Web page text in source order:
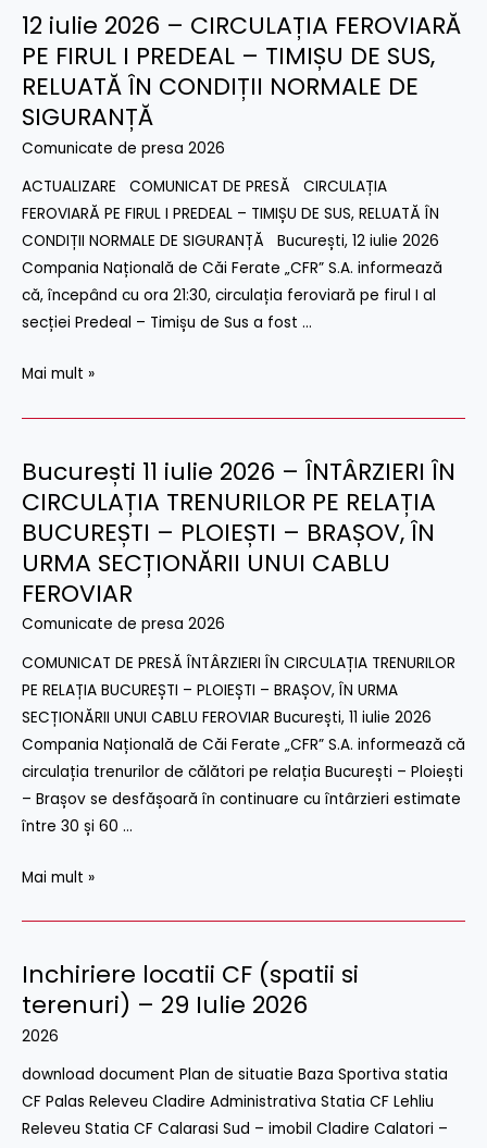
ÎN
CONDIȚII
NORMALE
DE
SIGURANȚĂ
12 iulie 2026 – CIRCULAȚIA FEROVIARĂ
PE FIRUL I PREDEAL – TIMIȘU DE SUS,
RELUATĂ ÎN CONDIȚII NORMALE DE
SIGURANȚĂ
Comunicate de presa 2026
ACTUALIZARE COMUNICAT DE PRESĂ CIRCULAȚIA
FEROVIARĂ PE FIRUL I PREDEAL – TIMIȘU DE SUS, RELUATĂ ÎN
CONDIȚII NORMALE DE SIGURANȚĂ București, 12 iulie 2026
Compania Națională de Căi Ferate „CFR” S.A. informează
că, începând cu ora 21:30, circulația feroviară pe firul I al
secției Predeal – Timișu de Sus a fost …
12
iulie
2026
–
CIRCULAȚIA
FEROVIARĂ
PE
FIRUL
I
PREDEAL
–
TIMIȘU
SUS,
NORMALE
DE
SIGURANȚĂ
Mai mult »
București 11 iulie 2026 – ÎNTÂRZIERI ÎN
CIRCULAȚIA TRENURILOR PE RELAȚIA
BUCUREȘTI – PLOIEȘTI – BRAȘOV, ÎN
URMA SECȚIONĂRII UNUI CABLU
FEROVIAR
Comunicate de presa 2026
COMUNICAT DE PRESĂ ÎNTÂRZIERI ÎN CIRCULAȚIA TRENURILOR
PE RELAȚIA BUCUREȘTI – PLOIEȘTI – BRAȘOV, ÎN URMA
SECȚIONĂRII UNUI CABLU FEROVIAR București, 11 iulie 2026
Compania Națională de Căi Ferate „CFR” S.A. informează că
circulația trenurilor de călători pe relația București – Ploiești
– Brașov se desfășoară în continuare cu întârzieri estimate
între 30 și 60 …
București
11
iulie
2026
–
ÎNTÂRZIERI
ÎN
CIRCULAȚIA
TRENURILOR
PE
RELAȚIA
BUCUREȘTI
–
PLOIEȘTI
BRAȘOV,
UNUI
CABLU
FEROVIAR
Mai mult »
Inchiriere locatii CF (spatii si
terenuri) – 29 Iulie 2026
2026
download document Plan de situatie Baza Sportiva statia
CF Palas Releveu Cladire Administrativa Statia CF Lehliu
Releveu Statia CF Calarasi Sud – imobil Cladire Calatori –
Inchiriere
locatii
CF
si
terenuri)
–